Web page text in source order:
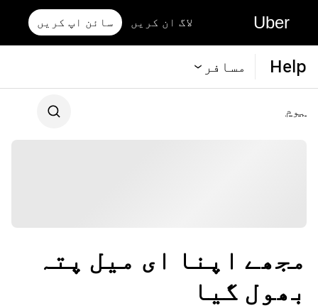
Uber لاگ ان کریں سائن اپ کریں
Help مسافر
ہوم
مجھے اپنا ای میل پتہ
بھول گیا